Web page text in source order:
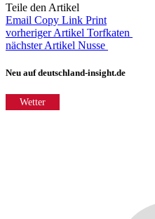
Teile den Artikel
Email Copy Link Print
vorheriger Artikel Torfkaten
nächster Artikel Nusse
Neu auf deutschland-insight.de
Wetter